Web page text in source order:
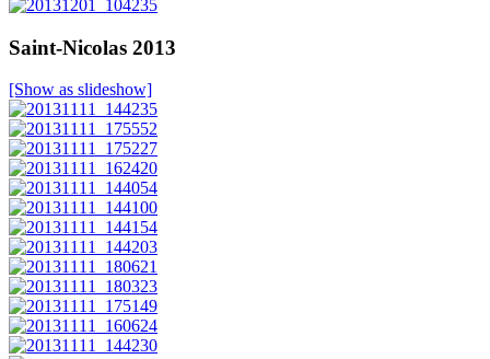
Saint-Nicolas 2013
[Show as slideshow]